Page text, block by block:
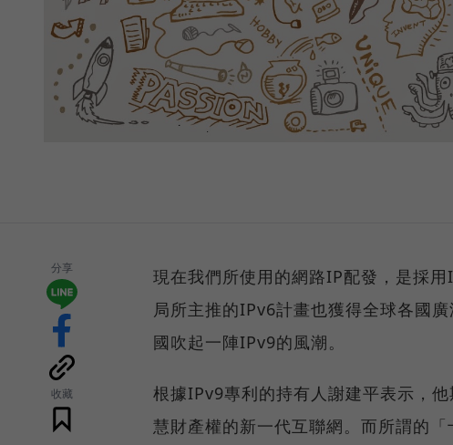
分享
收藏
現在我們所使用的網路IP配發，是採
局所主推的IPv6計畫也獲得全球各國
國吹起一陣IPv9的風潮。
根據IPv9專利的持有人謝建平表示，
慧財產權的新一代互聯網。而所謂的